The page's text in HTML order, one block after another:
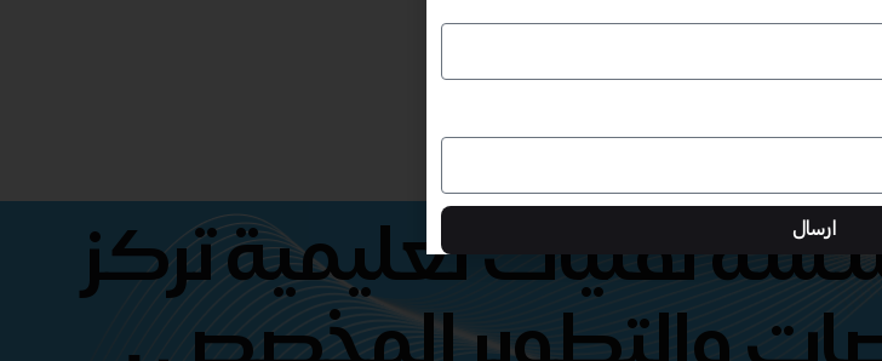
تقنيات تعليمية تركز
والتطوير المخصص .
ارسال